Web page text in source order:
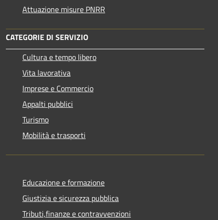
Attuazione misure PNRR
CATEGORIE DI SERVIZIO
Cultura e tempo libero
Vita lavorativa
Imprese e Commercio
Appalti pubblici
Turismo
Mobilità e trasporti
Educazione e formazione
Giustizia e sicurezza pubblica
Tributi,finanze e contravvenzioni